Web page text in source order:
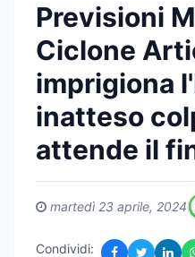
Previsioni
Ciclone
imprigiona
inatteso
attende il
martedì 23 aprile, 2024
Condividi: